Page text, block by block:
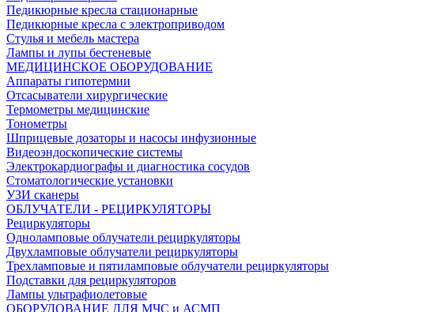
Педикюрные кресла стационарные
Педикюрные кресла с электроприводом
Стулья и мебель мастера
Лампы и лупы бестеневые
МЕДИЦИНСКОЕ ОБОРУДОВАНИЕ
Аппараты гипотермии
Отсасыватели хирургические
Термометры медицинские
Тонометры
Шприцевые дозаторы и насосы инфузионные
Видеоэндоскопические системы
Электрокардиографы и диагностика сосудов
Стоматологические установки
УЗИ сканеры
ОБЛУЧАТЕЛИ - РЕЦИРКУЛЯТОРЫ
Рециркуляторы
Одноламповые облучатели рециркуляторы
Двухламповые облучатели рециркуляторы
Трехламповые и пятиламповые облучатели рециркуляторы
Подставки для рециркуляторов
Лампы ультрафиолетовые
ОБОРУДОВАНИЕ ДЛЯ МЧС и АСМП